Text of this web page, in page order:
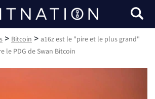
Bitnation
> Bitcoin > a16z est le "pire et le plus grand"
le PDG de Swan Bitcoin